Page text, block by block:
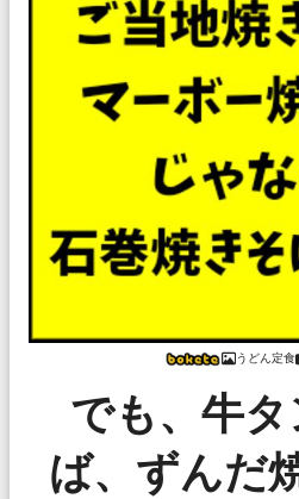
うどん定食
でも、牛
ば、ずんだ